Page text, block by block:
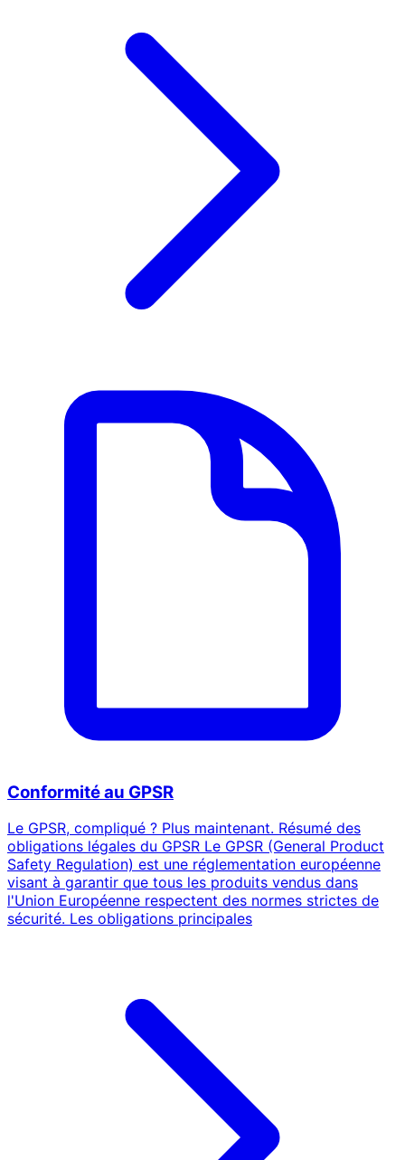
Conformité au GPSR
Le GPSR, compliqué ? Plus maintenant. Résumé des
obligations légales du GPSR Le GPSR (General Product
Safety Regulation) est une réglementation européenne
visant à garantir que tous les produits vendus dans
l'Union Européenne respectent des normes strictes de
sécurité. Les obligations principales